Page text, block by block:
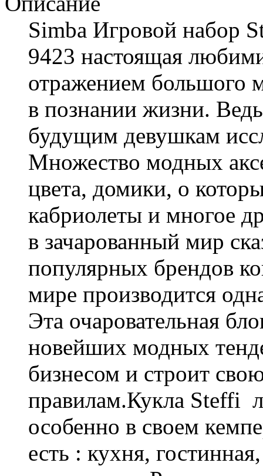
Simba Игровой набор
9423 настоящая
отражением большого
в познании жизни.
будущим девушкам
Множество модных
цвета, домики, о
кабриолеты и многое
в зачарованный мир
популярных брендов
мире производится
Эта очаровательная
новейших модных
бизнесом и строит
правилам.Кукла Steffi
особенно в своем
есть : кухня,